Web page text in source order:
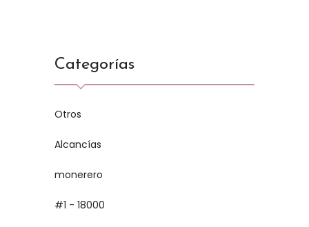
Categorías
Otros
Alcancías
monerero
#1 - 18000